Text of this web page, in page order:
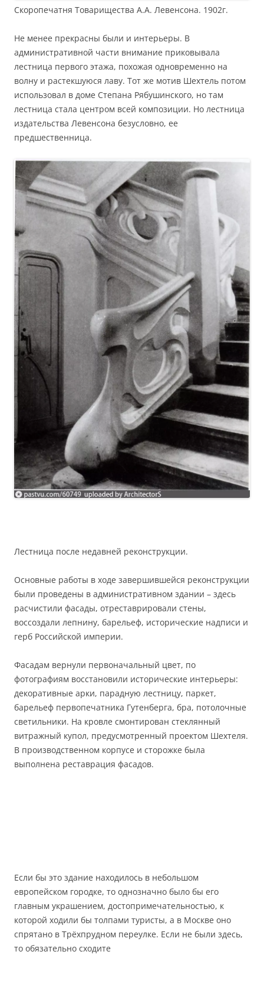
Скоропечатня Товарищества А.А. Левенсона. 1902г.
Не менее прекрасны были и интерьеры. В
административной части внимание приковывала
лестница первого этажа, похожая одновременно на
волну и растекшуюся лаву. Тот же мотив Шехтель потом
использовал в доме Степана Рябушинского, но там
лестница стала центром всей композиции. Но лестница
издательства Левенсона безусловно, ее
предшественница.
Лестница после недавней реконструкции.
Основные работы в ходе завершившейся реконструкции
были проведены в административном здании – здесь
расчистили фасады, отреставрировали стены,
воссоздали лепнину, барельеф, исторические надписи и
герб Российской империи.
Фасадам вернули первоначальный цвет, по
фотографиям восстановили исторические интерьеры:
декоративные арки, парадную лестницу, паркет,
барельеф первопечатника Гутенберга, бра, потолочные
светильники. На кровле смонтирован стеклянный
витражный купол, предусмотренный проектом Шехтеля.
В производственном корпусе и сторожке была
выполнена реставрация фасадов.
Если бы это здание находилось в небольшом
европейском городке, то однозначно было бы его
главным украшением, достопримечательностью, к
которой ходили бы толпами туристы, а в Москве оно
спрятано в Трёхпрудном переулке. Если не были здесь,
то обязательно сходите